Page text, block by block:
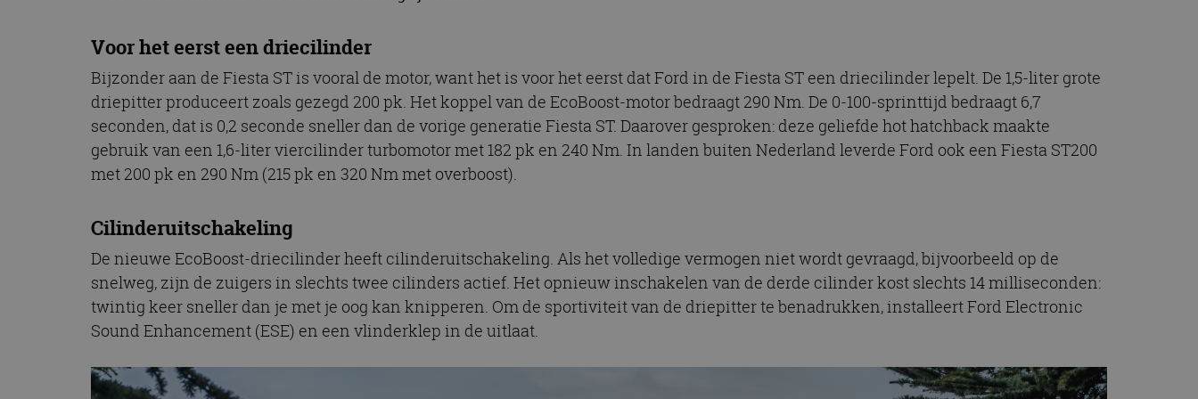
Voor het eerst een driecilinder
Bijzonder aan de Fiesta ST is vooral de motor, want het is voor het eerst dat Ford in de Fiesta ST een driecilinder lepelt. De 1,5-liter grote
driepitter produceert zoals gezegd 200 pk. Het koppel van de EcoBoost-motor bedraagt 290 Nm. De 0-100-sprinttijd bedraagt 6,7
seconden, dat is 0,2 seconde sneller dan de vorige generatie Fiesta ST. Daarover gesproken: deze geliefde hot hatchback maakte
gebruik van een 1,6-liter viercilinder turbomotor met 182 pk en 240 Nm. In landen buiten Nederland leverde Ford ook een Fiesta ST200
met 200 pk en 290 Nm (215 pk en 320 Nm met overboost).
Cilinderuitschakeling
De nieuwe EcoBoost-driecilinder heeft cilinderuitschakeling. Als het volledige vermogen niet wordt gevraagd, bijvoorbeeld op de
snelweg, zijn de zuigers in slechts twee cilinders actief. Het opnieuw inschakelen van de derde cilinder kost slechts 14 milliseconden:
twintig keer sneller dan je met je oog kan knipperen. Om de sportiviteit van de driepitter te benadrukken, installeert Ford Electronic
Sound Enhancement (ESE) en een vlinderklep in de uitlaat.